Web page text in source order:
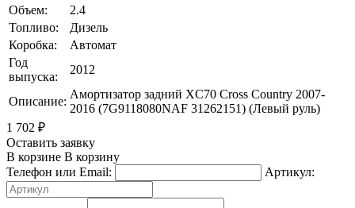
Объем:
2.4
Топливо:
Дизель
Коробка:
Автомат
Год
выпуска:
2012
Описание:
Амортизатор задний XC70 Cross Country 2007-
2016 (7G9118080NAF 31262151) (Левый руль)
1 702 ₽
Оставить заявку
В корзине В корзину
Телефон или Email:
Артикул: